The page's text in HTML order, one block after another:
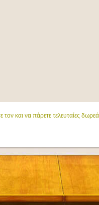
και να πάρετε τελευταίες